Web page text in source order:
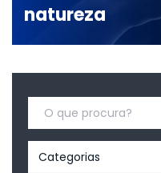
natureza
Categorias